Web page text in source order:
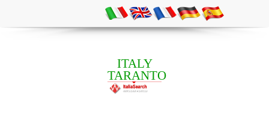
ITALY
TARANTO